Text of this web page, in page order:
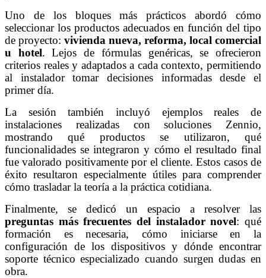
Uno de los bloques más prácticos abordó cómo
seleccionar los productos adecuados en función del tipo
de proyecto: vivienda nueva, reforma, local comercial
u hotel. Lejos de fórmulas genéricas, se ofrecieron
criterios reales y adaptados a cada contexto, permitiendo
al instalador tomar decisiones informadas desde el
primer día.
La sesión también incluyó ejemplos reales de
instalaciones realizadas con soluciones Zennio,
mostrando qué productos se utilizaron, qué
funcionalidades se integraron y cómo el resultado final
fue valorado positivamente por el cliente. Estos casos de
éxito resultaron especialmente útiles para comprender
cómo trasladar la teoría a la práctica cotidiana.
Finalmente, se dedicó un espacio a resolver las
preguntas más frecuentes del instalador novel: qué
formación es necesaria, cómo iniciarse en la
configuración de los dispositivos y dónde encontrar
soporte técnico especializado cuando surgen dudas en
obra.